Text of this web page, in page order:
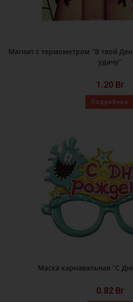
Магнит с термометром “В твой
удачу”
1.20 Br
Подробнее
Маска карнавальная “С
0.82 Br